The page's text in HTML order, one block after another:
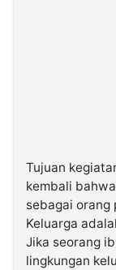
Tujuan
kembali
sebagai orang
Keluarga
Jika seorang
lingkungan